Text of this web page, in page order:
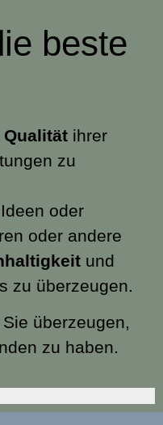
beste
Qualität ihrer
zu
oder
oder andere
und
zu überzeugen.
überzeugen,
zu haben.